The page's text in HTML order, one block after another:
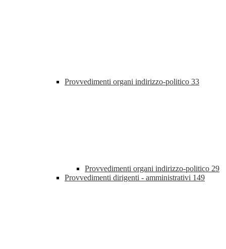
Provvedimenti organi indirizzo-politico 33
Provvedimenti organi indirizzo-politico 29
Provvedimenti dirigenti - amministrativi 149